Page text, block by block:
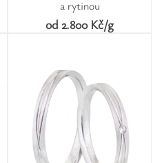
a rytinou
od 2.800 Kč/g